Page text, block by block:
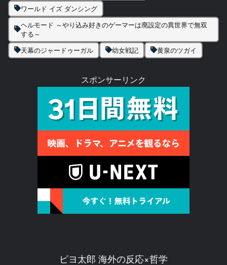
ワールド イズ ダンシング
ヘルモード ～やり込み好きのゲーマーは廃設定の異世界で無双
する～
天幕のジャードゥーガル
幼女戦記 黄泉のツガイ
スポンサーリンク
ピヨ太郎 海外の反応×哲学